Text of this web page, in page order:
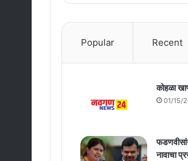
Popular Recent
कोहळा
01/15/
नावाचा